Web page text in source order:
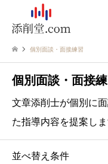
個別面談・面接練習
個別面談・面接
文章添削士が個別に
た指導内容を提案しま
並べ替え条件